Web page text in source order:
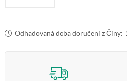
Odhadovaná doba doručení z Číny: